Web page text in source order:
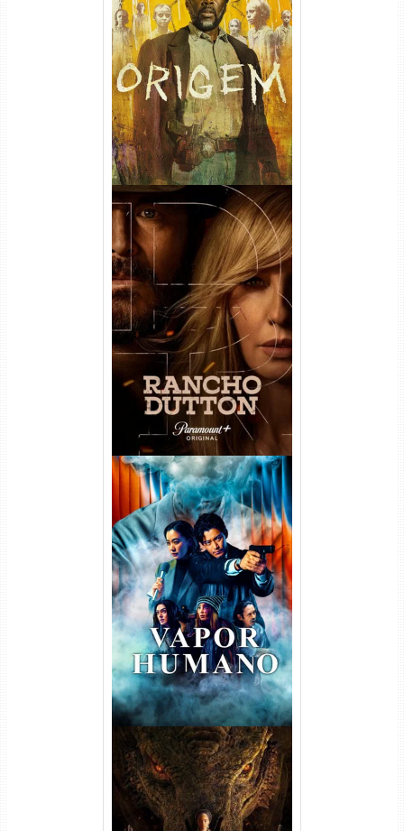
Origem 4ª Temporada Torrent
(2026) WEB-DL 1080p/4K
Dual Áudio
Rancho Dutton 1ª
Temporada Torrent (2026)
WEB-DL 1080p Dual Áudio
Vapor Humano 1ª Temporada
Torrent (2026) WEB-DL 1080p
Dual Áudio